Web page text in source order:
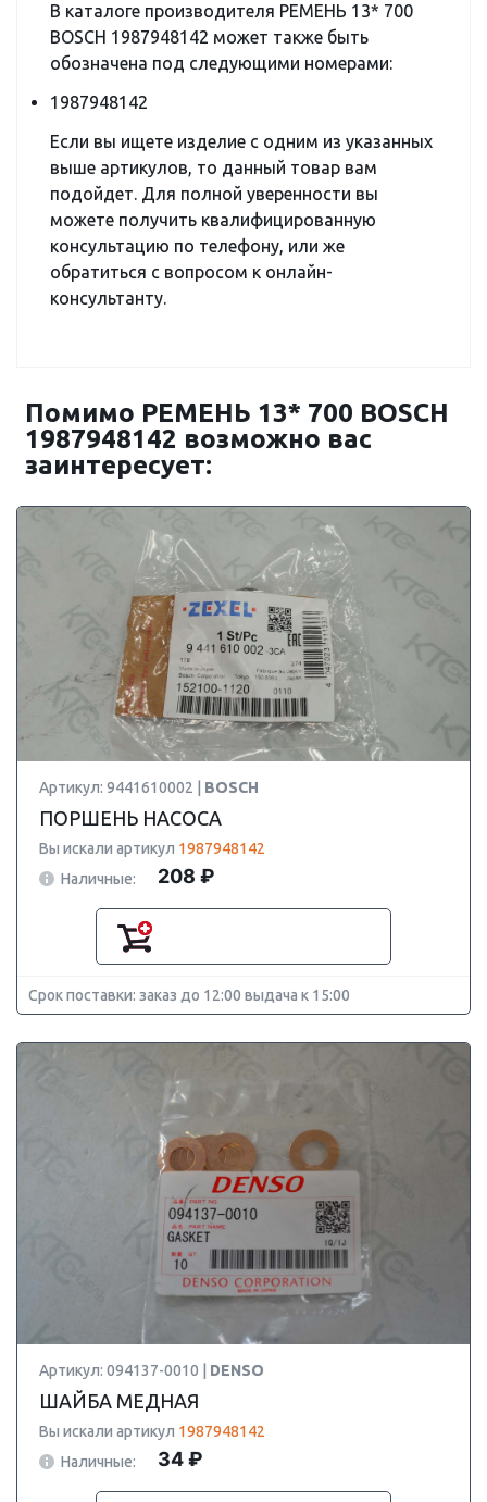
В каталоге производителя РЕМЕНЬ 13* 700
BOSCH 1987948142 может также быть
обозначена под следующими номерами:
1987948142
Если вы ищете изделие с одним из указанных
выше артикулов, то данный товар вам
подойдет. Для полной уверенности вы
можете получить квалифицированную
консультацию по телефону, или же
обратиться с вопросом к онлайн-
консультанту.
Помимо РЕМЕНЬ 13* 700 BOSCH
1987948142 возможно вас
заинтересует:
Артикул: 9441610002 | BOSCH
ПОРШЕНЬ НАСОСА
Вы искали артикул 1987948142
Наличные:
208 ₽
Срок поставки: заказ до 12:00 выдача к 15:00
Артикул: 094137-0010 | DENSO
ШАЙБА МЕДНАЯ
Вы искали артикул 1987948142
Наличные:
34 ₽